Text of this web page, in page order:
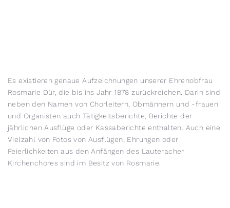
Es existieren genaue Aufzeichnungen unserer Ehrenobfrau
Rosmarie Dür, die bis ins Jahr 1878 zurückreichen. Darin sind
neben den Namen von Chorleitern, Obmännern und -frauen
und Organisten auch Tätigkeitsberichte, Berichte der
jährlichen Ausflüge oder Kassaberichte enthalten. Auch eine
Vielzahl von Fotos von Ausflügen, Ehrungen oder
Feierlichkeiten aus den Anfängen des Lauteracher
Kirchenchores sind im Besitz von Rosmarie.